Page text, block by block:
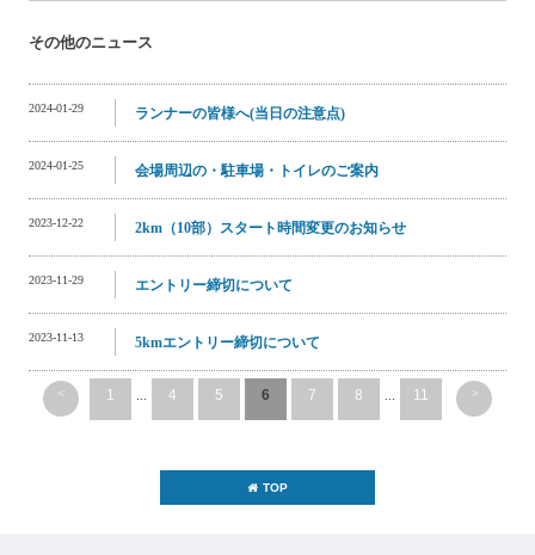
その他のニュース
2024-01-29 ランナーの皆様へ(当日の注意点)
2024-01-25 会場周辺の・駐車場・トイレのご案内
2023-12-22 2km（10部）スタート時間変更のお知らせ
2023-11-29 エントリー締切について
2023-11-13 5kmエントリー締切について
< 1 ... 4 5 6 7 8 ... 11 >
TOP